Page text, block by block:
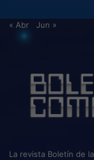
« Abr Jun »
La revista Boletín de